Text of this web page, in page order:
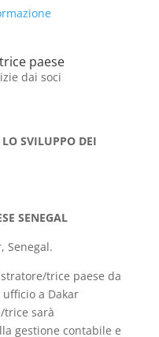
paese
dai soci
LO SVILUPPO DEI
SENEGAL
Senegal.
trice paese da
a Dakar
trice sarà
gestione contabile e